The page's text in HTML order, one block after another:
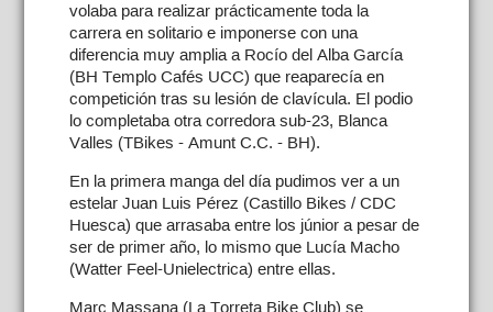
volaba para realizar prácticamente toda la
carrera en solitario e imponerse con una
diferencia muy amplia a Rocío del Alba García
(BH Templo Cafés UCC) que reaparecía en
competición tras su lesión de clavícula. El podio
lo completaba otra corredora sub-23, Blanca
Valles (TBikes - Amunt C.C. - BH).
En la primera manga del día pudimos ver a un
estelar Juan Luis Pérez (Castillo Bikes / CDC
Huesca) que arrasaba entre los júnior a pesar de
ser de primer año, lo mismo que Lucía Macho
(Watter Feel-Unielectrica) entre ellas.
Marc Massana (La Torreta Bike Club) se